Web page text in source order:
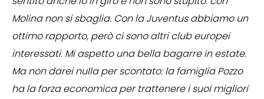
Molina non si sbaglia. Con la Juventus abbiamo un
ottimo rapporto, però ci sono altri club europei
interessati. Mi aspetto una bella bagarre in estate.
Ma non darei nulla per scontato: la famiglia Pozzo
ha la forza economica per trattenere i suoi migliori